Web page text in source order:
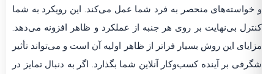
و خواسته‌های منحصر به فرد شما عمل می‌کند. این رویکرد به شما
کنترل بی‌نهایت بر روی هر جنبه از عملکرد و ظاهر افزونه می‌دهد.
مزایای این روش بسیار فراتر از ظاهر اولیه آن است و می‌تواند تأثیر
شگرفی بر آینده کسب‌وکار آنلاین شما بگذارد. اگر به دنبال تمایز در